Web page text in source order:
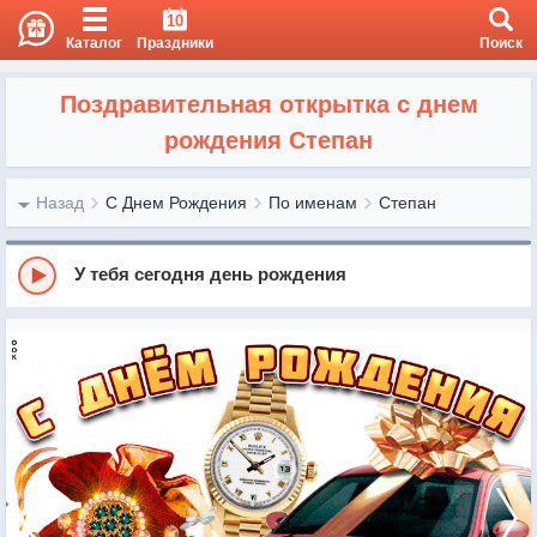
Каталог
10
Праздники Поиск
Поздравительная открытка с днем
рождения Степан
Назад С Днем Рождения По именам Степан
У тебя сегодня день рождения